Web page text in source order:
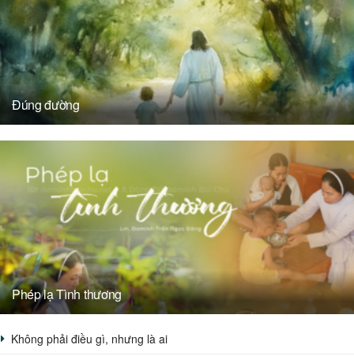
Đúng đường
Phép lạ Tình thương
Không phải điều gì, nhưng là ai